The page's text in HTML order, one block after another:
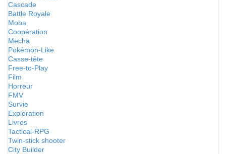
Cascade
Battle Royale
Moba
Coopération
Mecha
Pokémon-Like
Casse-tête
Free-to-Play
Film
Horreur
FMV
Survie
Exploration
Livres
Tactical-RPG
Twin-stick shooter
City Builder